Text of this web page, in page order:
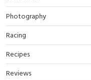
Photography
Racing
Recipes
Reviews